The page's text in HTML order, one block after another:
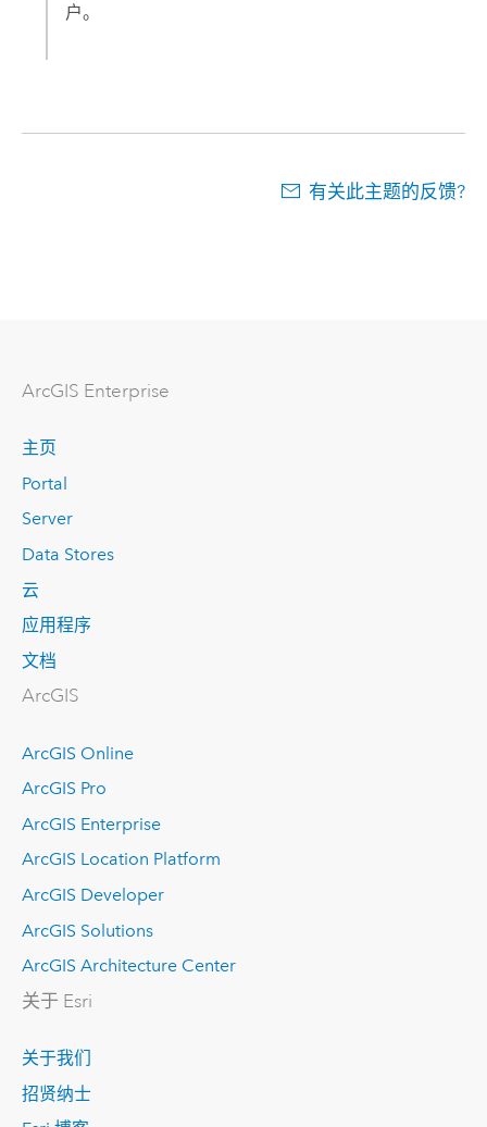
户。
有关此主题的反馈?
ArcGIS Enterprise
主页
Portal
Server
Data Stores
云
应用程序
文档
ArcGIS
ArcGIS Online
ArcGIS Pro
ArcGIS Enterprise
ArcGIS Location Platform
ArcGIS Developer
ArcGIS Solutions
ArcGIS Architecture Center
关于 Esri
关于我们
招贤纳士